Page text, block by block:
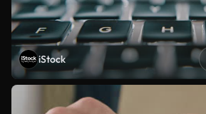
iStock